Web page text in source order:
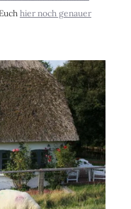
hier noch genauer